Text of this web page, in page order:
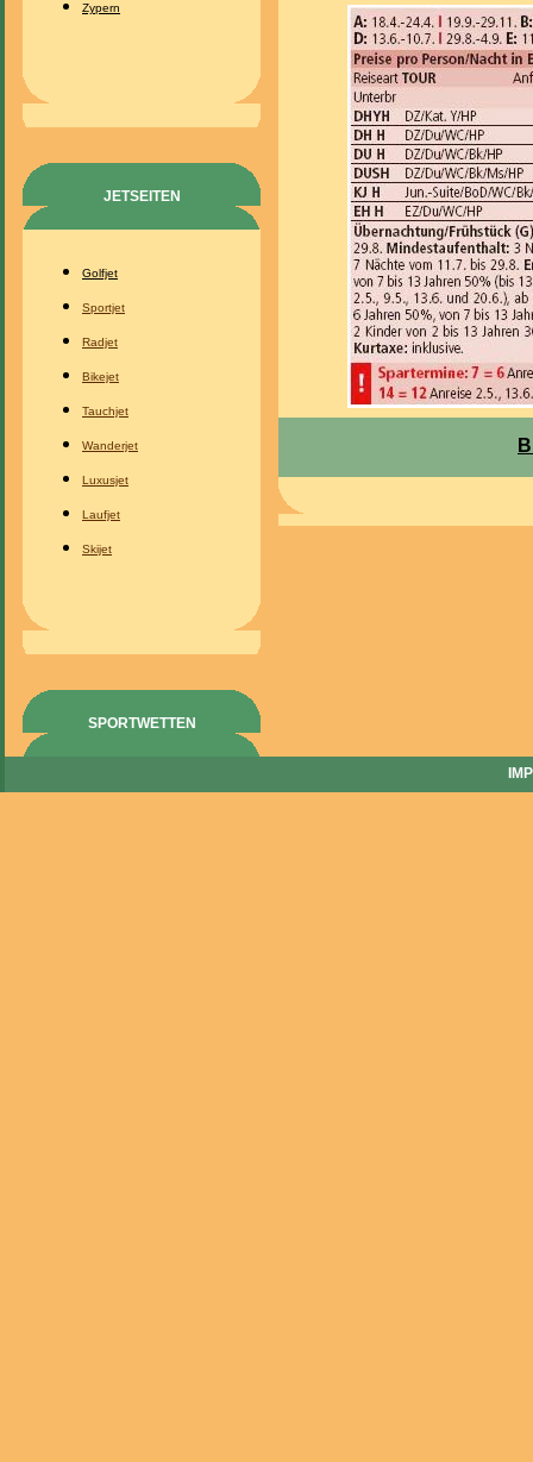
Zypern
JETSEITEN
Golfjet
Sportjet
Radjet
Bikejet
Tauchjet
Wanderjet
Luxusjet
Laufjet
Skijet
SPORTWETTEN